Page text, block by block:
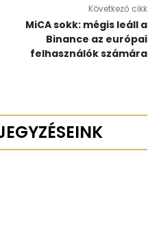
Következő cikk
MiCA sokk: mégis leáll a
Binance az európai
felhasználók számára